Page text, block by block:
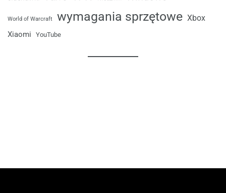
World of Warcraft wymagania sprzętowe Xbox
Xiaomi YouTube